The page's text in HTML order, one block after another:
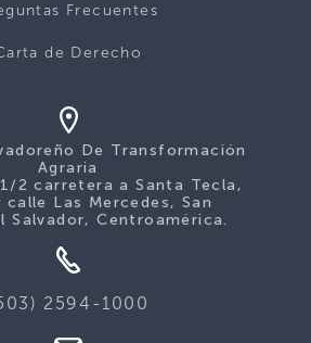
Frecuentes
de Derecho
De Transformación
Agraria
2 carretera a Santa Tecla,
Las Mercedes, San
Salvador, Centroamérica.
2594-1000